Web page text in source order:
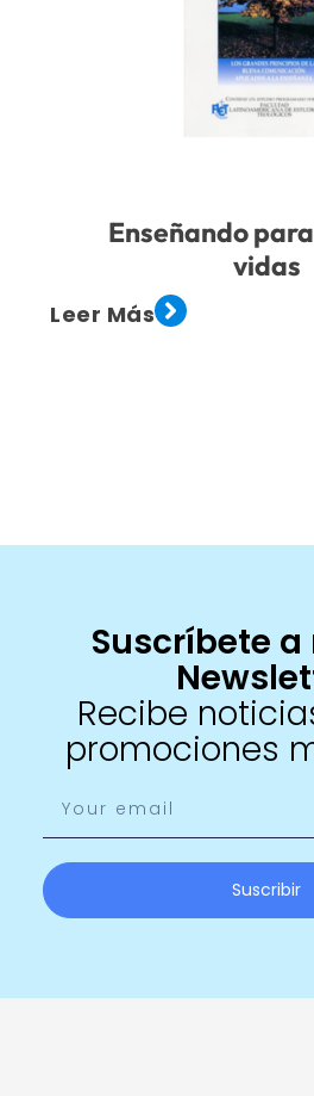
Enseñando
vidas
Leer Más
Suscríbete
Recibe
promociones
Suscribir